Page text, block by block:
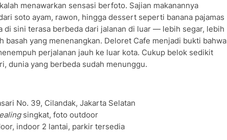
menawarkan sensasi berfoto. Sajian makanannya
soto ayam, rawon, hingga dessert seperti banana pajamas
di sini terasa berbeda dari jalanan di luar — lebih segar, lebih
basah yang menenangkan. Deloret Cafe menjadi bukti bahwa
perjalanan jauh ke luar kota. Cukup belok sedikit
dunia yang berbeda sudah menunggu.
No. 39, Cilandak, Jakarta Selatan
singkat, foto outdoor
indoor 2 lantai, parkir tersedia